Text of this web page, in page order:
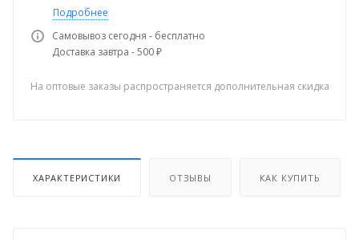
Подробнее
Самовывоз сегодня - бесплатно
Доставка завтра - 500 ₽
На оптовые заказы распространяется дополнительная скидка
ХАРАКТЕРИСТИКИ ОТЗЫВЫ КАК КУПИТЬ